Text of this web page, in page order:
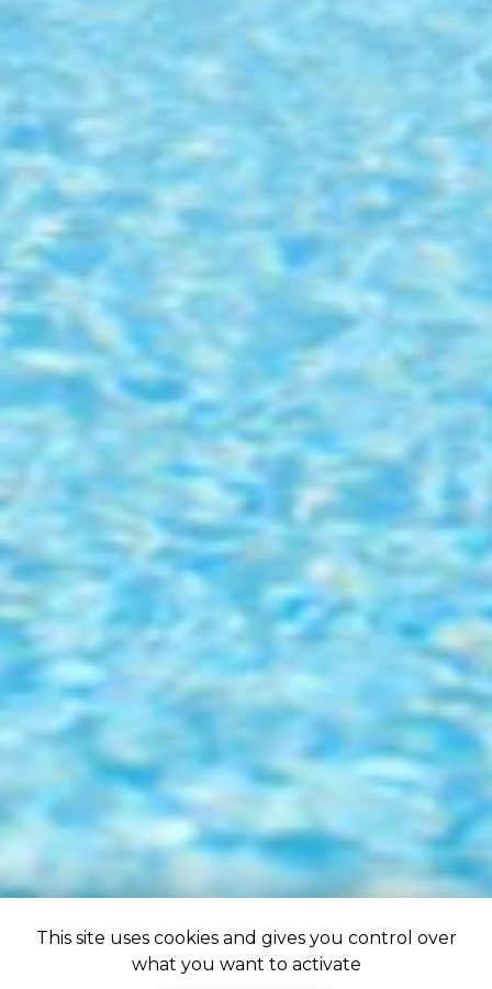
This site uses cookies and gives you control over
what you want to activate